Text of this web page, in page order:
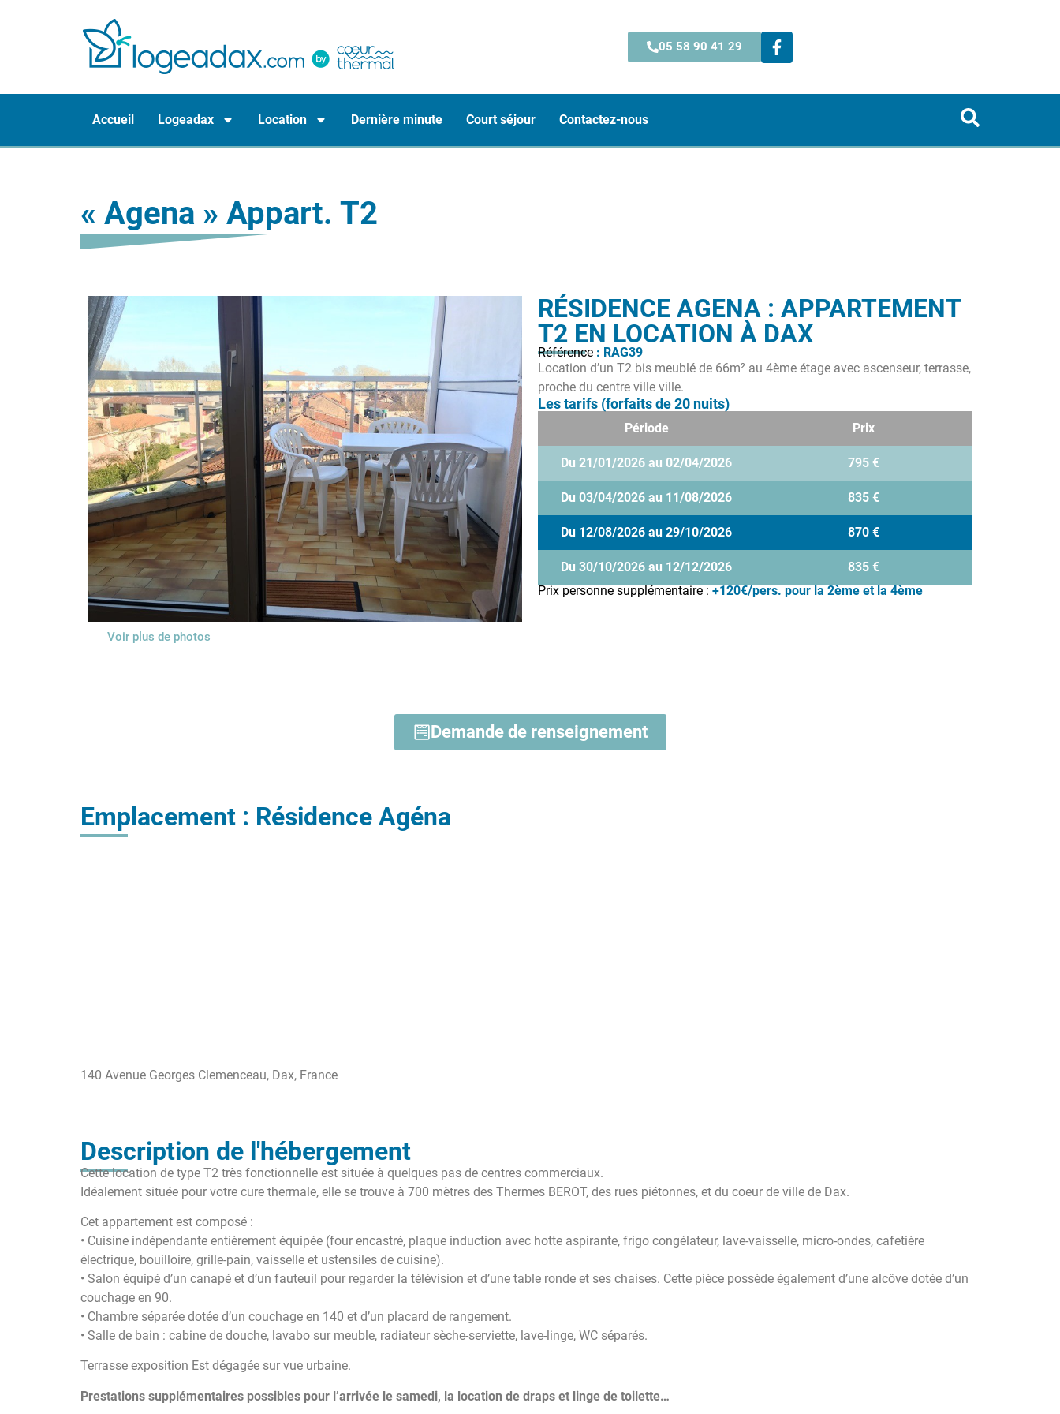
05 58 90 41 29
Accueil Logeadax Location Dernière minute Court séjour Contactez-nous
« Agena » Appart. T2
Voir plus de photos
RÉSIDENCE AGENA : APPARTEMENT
T2 EN LOCATION À DAX
Référence : RAG39
Location d’un T2 bis meublé de 66m² au 4ème étage avec ascenseur, terrasse,
proche du centre ville ville.
Les tarifs (forfaits de 20 nuits)
Période Prix
Du 21/01/2026 au 02/04/2026 795 €
Du 03/04/2026 au 11/08/2026 835 €
Du 12/08/2026 au 29/10/2026 870 €
Du 30/10/2026 au 12/12/2026
835 €
Prix personne supplémentaire : +120€/pers. pour la 2ème et la 4ème
Demande de renseignement
Emplacement : Résidence Agéna
140 Avenue Georges Clemenceau, Dax, France
Description de l'hébergement
Cette location de type T2 très fonctionnelle est située à quelques pas de centres commerciaux.
Idéalement située pour votre cure thermale, elle se trouve à 700 mètres des Thermes BEROT, des rues piétonnes, et du coeur de ville de Dax.
Cet appartement est composé :
• Cuisine indépendante entièrement équipée (four encastré, plaque induction avec hotte aspirante, frigo congélateur, lave-vaisselle, micro-ondes, cafetière
électrique, bouilloire, grille-pain, vaisselle et ustensiles de cuisine).
• Salon équipé d’un canapé et d’un fauteuil pour regarder la télévision et d’une table ronde et ses chaises. Cette pièce possède également d’une alcôve dotée d’un
couchage en 90.
• Chambre séparée dotée d’un couchage en 140 et d’un placard de rangement.
• Salle de bain : cabine de douche, lavabo sur meuble, radiateur sèche-serviette, lave-linge, WC séparés.
Terrasse exposition Est dégagée sur vue urbaine.
Prestations supplémentaires possibles pour l’arrivée le samedi, la location de draps et linge de toilette…